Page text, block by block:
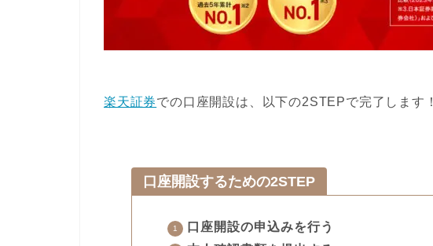
楽天証券での口座開設は、以下の2STEPで完了します！
口座開設するための2STEP
口座開設の申込みを行う